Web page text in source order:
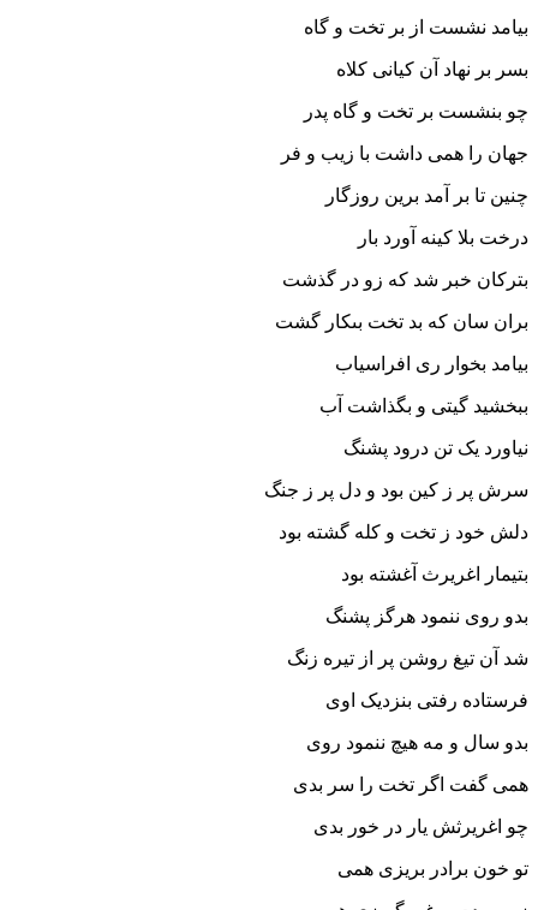
بیامد نشست از بر تخت و گاه
بسر بر نهاد آن کیانى کلاه‏
چو بنشست بر تخت و گاه پدر
جهان را همى داشت با زیب و فر
چنین تا بر آمد برین روزگار
درخت بلا کینه آورد بار
بترکان خبر شد که زو در گذشت
بران سان که بد تخت بى‏کار گشت‏
بیامد بخوار رى افراسیاب
ببخشید گیتى و بگذاشت آب‏
نیاورد یک تن درود پشنگ
سرش پر ز کین بود و دل پر ز جنگ‏
دلش خود ز تخت و کله گشته بود
بتیمار اغریرث آغشته بود
بدو روى ننمود هرگز پشنگ
شد آن تیغ روشن پر از تیره زنگ‏
فرستاده رفتى بنزدیک اوى
بدو سال و مه هیچ ننمود روى‏
همى گفت اگر تخت را سر بدى
چو اغریرثش یار در خور بدى‏
تو خون برادر بریزى همى